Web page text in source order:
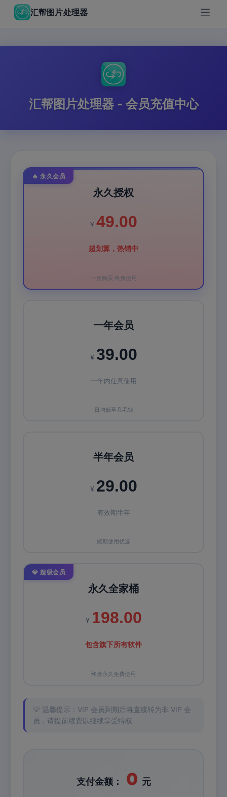
汇帮图片处理器
汇帮图片处理器 - 会员充值中心
🔥 永久会员
永久授权
¥ 49.00
超划算，热销中
一次购买 终身使用
一年会员
¥ 39.00
一年内任意使用
日均低至几毛钱
半年会员
¥ 29.00
有效期半年
短期使用优选
💎 超级会员
永久全家桶
¥ 198.00
包含旗下所有软件
终身永久免费使用
💡 温馨提示：VIP 会员到期后将直接转为非 VIP 会
员，请提前续费以继续享受特权
支付金额： 0 元